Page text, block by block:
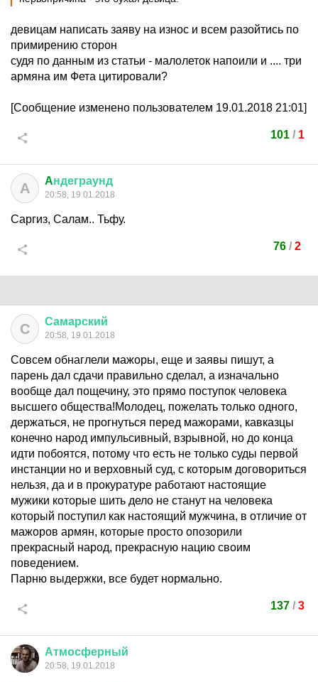
девицам написать заяву на износ и всем разойтись по
примирению сторон
судя по данным из статьи - малолеток напоили и .... три
армяна им Фета цитировали?
[Сообщение изменено пользователем 19.01.2018 21:01]
101/ 1
A Aндеграунд
20:58, 19.01.2018
Саргиз, Салам.. Тьфу.
76 / 2
С Самарский
20:58, 19.01.2018
Совсем обнаглели мажоры, еще и заявы пишут, а
парень дал сдачи правильно сделал, а изначально
вообще дал пощечину, это прямо поступок человека
высшего общества!Молодец, пожелать только одного,
держаться, не прогнуться перед мажорами, кавказцы
конечно народ импульсивный, взрывной, но до конца
идти побоятся, потому что есть не только суды первой
инстанции но и верховный суд, с которым договориться
нельзя, да и в прокуратуре работают настоящие
мужики которые шить дело не станут на человека
который поступил как настоящий мужчина, в отличие от
мажоров армян, которые просто опозорили
прекрасный народ, прекрасную нацию своим
поведением.
Парню выдержки, все будет нормально.
137/ 3
Атмосферный
20:58, 19.01.2018